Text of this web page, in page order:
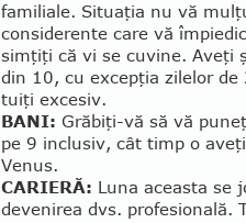
familiale. Si­tuaţia nu vă
considerente care vă
simţiţi că vi se cuvine. Aveţi
din 10, cu ex­cepţia zilelor
tuiţi excesiv.
BANI: Grăbiţi-vă să vă
pe 9 inclusiv, cât timp o
Venus.
CARIERĂ: Luna aceasta se
devenirea dvs. pro­fesională.